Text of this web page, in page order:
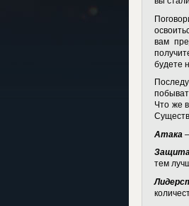
вам
будете
Что же
Атака
тем